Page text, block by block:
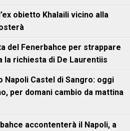
obietto Khalaili vicino alla
del Fenerbahce per strappare
la richiesta di De Laurentiis
Napoli Castel di Sangro: oggi
per domani cambio da mattina
accontenterà il Napoli, a